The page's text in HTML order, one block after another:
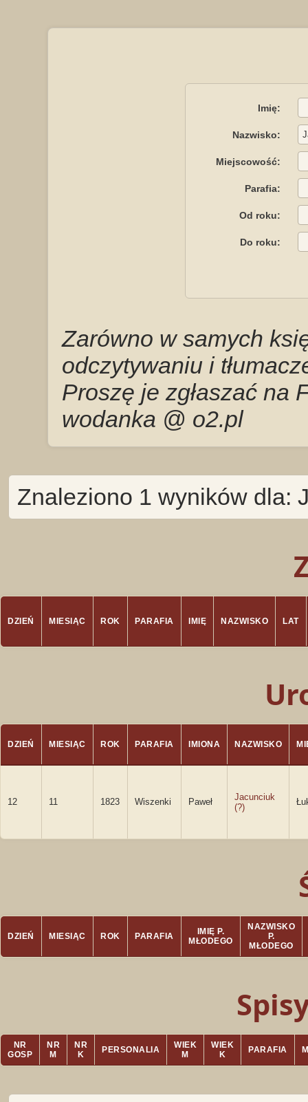
Imię:
Nazwisko:
Miejscowość:
Parafia:
Od roku:
Do roku:
Zarówno w samych
odczytywaniu i
Proszę je zgłaszać na
wodanka @ o2.pl
Znaleziono 1 wyników dla:
DZIEŃ MIESIĄC ROK PARAFIA IMIĘ NAZWISKO LAT
DZIEŃ MIESIĄC ROK PARAFIA IMIONA NAZWISKO
12 11 1823 Wiszenki Paweł
Jacunciuk
(?)
DZIEŃ MIESIĄC ROK PARAFIA
IMIĘ P.
MŁODEGO
NAZWISKO
P.
MŁODEGO
NR
GOSP
NR
M
NR
K
PERSONALIA
WIEK
M
WIEK
K
PARAFIA